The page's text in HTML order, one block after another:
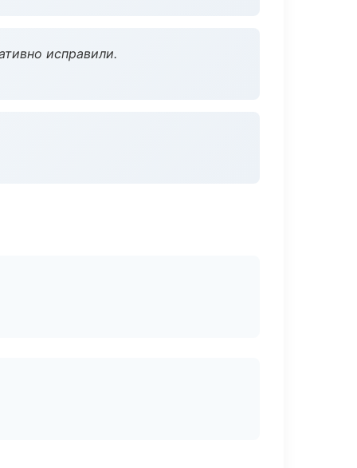
исправили.